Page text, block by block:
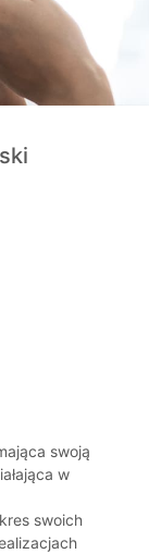
swoją
w
swoich